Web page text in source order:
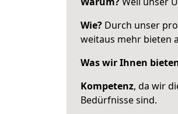
Wie? Durch unser
weitaus mehr bieten
Was wir Ihnen
Kompetenz, da wir
Bedürfnisse sind.